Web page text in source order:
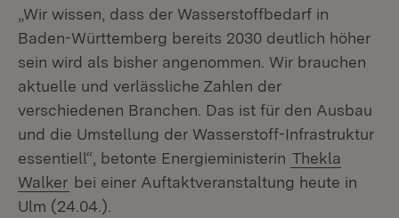
„Wir wissen, dass der Wasserstoffbedarf in
Baden-Württemberg bereits 2030 deutlich höher
sein wird als bisher angenom­men. Wir brauchen
aktuelle und verlässliche Zahlen der
verschiedenen Branchen. Das ist für den Ausbau
und die Umstellung der Wasserstoff-Infrastruktur
essentiell“, betonte Energieministerin Thekla
Walker bei einer Auftakt­veranstaltung heute in
Ulm (24.04.).